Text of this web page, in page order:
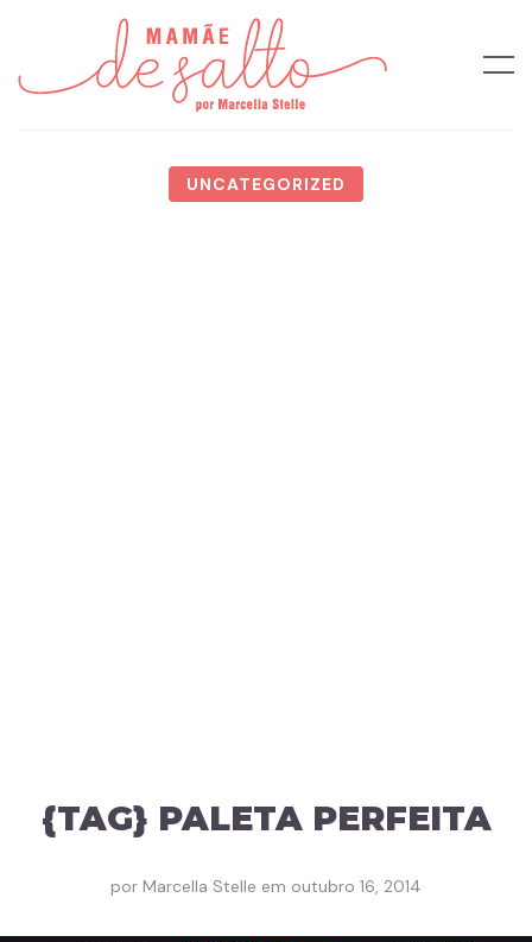
UNCATEGORIZED
{TAG} PALETA PERFEITA
por Marcella Stelle em outubro 16, 2014